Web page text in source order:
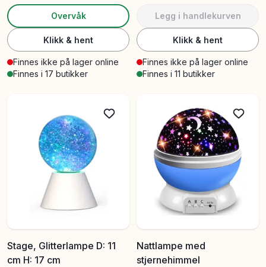
Overvåk
Klikk & hent
Finnes ikke på lager online
Finnes i 17 butikker
Legg i handlekurven
Klikk & hent
Finnes ikke på lager online
Finnes i 11 butikker
Stage, Glitterlampe D: 11
cm H: 17 cm
Nattlampe med
stjernehimmel